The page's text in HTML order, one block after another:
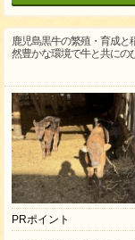
鹿児島黒牛の繁殖・育成と
然豊かな環境で牛と共にの
PRポイント